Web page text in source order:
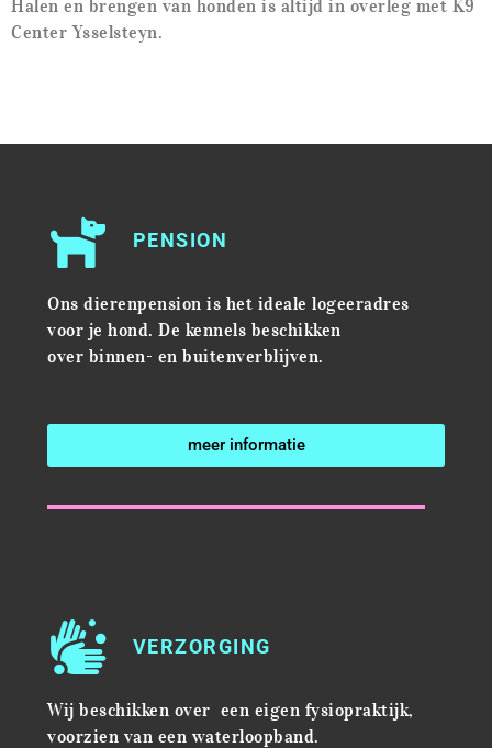
Halen en brengen van honden is altijd in overleg met K9
Center Ysselsteyn.
PENSION
Ons dierenpension is het ideale logeeradres
voor je hond. De kennels beschikken
over binnen- en buitenverblijven.
meer informatie
VERZORGING
Wij beschikken over een eigen fysiopraktijk,
voorzien van een waterloopband.